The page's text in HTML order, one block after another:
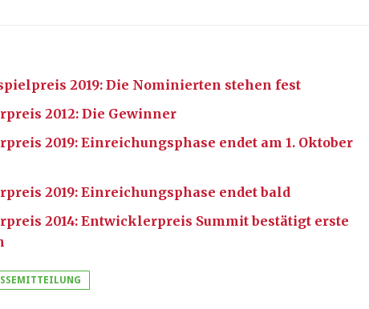
2019: Die Nominierten stehen fest
2012: Die Gewinner
2019: Einreichungsphase endet am 1. Oktober
2019: Einreichungsphase endet bald
2014: Entwicklerpreis Summit bestätigt erste